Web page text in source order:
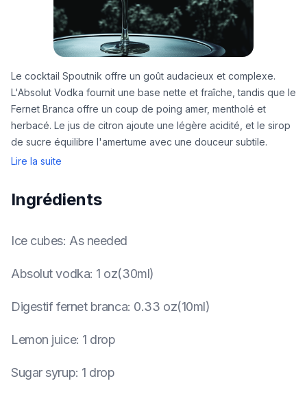
Le cocktail Spoutnik offre un goût audacieux et complexe.
L'Absolut Vodka fournit une base nette et fraîche, tandis que le
Fernet Branca offre un coup de poing amer, mentholé et
herbacé. Le jus de citron ajoute une légère acidité, et le sirop
de sucre équilibre l'amertume avec une douceur subtile.
Lire la suite
Ingrédients
Ice cubes: As needed
Absolut vodka: 1 oz(30ml)
Digestif fernet branca: 0.33 oz(10ml)
Lemon juice: 1 drop
Sugar syrup: 1 drop